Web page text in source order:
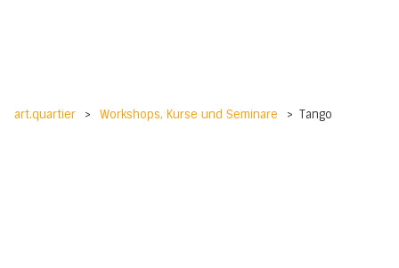
art.quartier > Workshops, Kurse und Seminare > Tango